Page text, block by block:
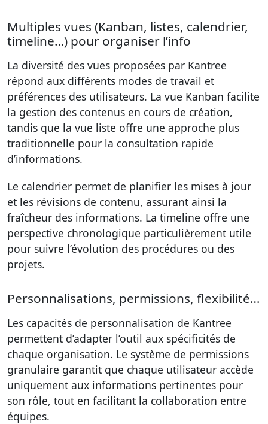
Multiples vues (Kanban, listes, calendrier,
timeline…) pour organiser l’info
La diversité des vues proposées par Kantree
répond aux différents modes de travail et
préférences des utilisateurs. La vue Kanban facilite
la gestion des contenus en cours de création,
tandis que la vue liste offre une approche plus
traditionnelle pour la consultation rapide
d’informations.
Le calendrier permet de planifier les mises à jour
et les révisions de contenu, assurant ainsi la
fraîcheur des informations. La timeline offre une
perspective chronologique particulièrement utile
pour suivre l’évolution des procédures ou des
projets.
Personnalisations, permissions, flexibilité…
Les capacités de personnalisation de Kantree
permettent d’adapter l’outil aux spécificités de
chaque organisation. Le système de permissions
granulaire garantit que chaque utilisateur accède
uniquement aux informations pertinentes pour
son rôle, tout en facilitant la collaboration entre
équipes.